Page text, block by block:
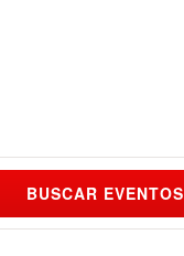
BUSCAR EVENTOS